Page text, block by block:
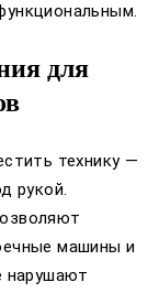
для
технику —
рукой.
машины и
нарушают